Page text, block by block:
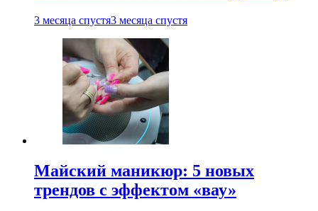
3 месяца спустя3 месяца спустя
Майский маникюр: 5 новых
трендов с эффектом «вау»